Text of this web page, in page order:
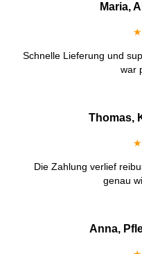
Maria,
Schnelle Lieferung und
war
Thomas,
Die Zahlung verlief
genau
Anna,